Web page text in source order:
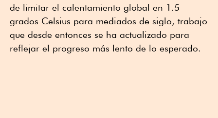
de limitar el calentamiento global en 1.5
grados Celsius para mediados de siglo, trabajo
que desde entonces se ha actualizado para
reflejar el progreso más lento de lo esperado.